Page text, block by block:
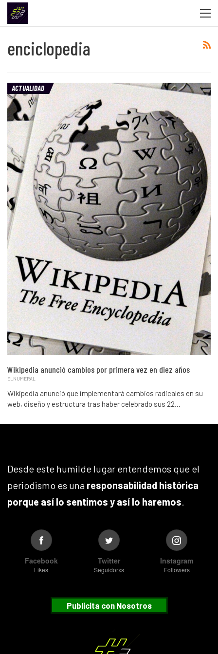
enciclopedia
ACTUALIDAD
Wikipedia anunció cambios por primera vez en diez años
ELNUMERAL
Wikipedia anunció que implementará cambios radicales en su
web, diseño y estructura tras haber celebrado sus 22…
Desde este humilde lugar entendemos que el
periodismo es una responsabilidad histórica
porque así lo sentimos y así lo haremos.
Facebook
Likes
Twitter
Seguidorxs
Instagram
Followers
Publicita con Nosotros